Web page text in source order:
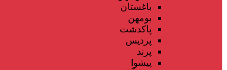
باغستان
بومهن
پاکدشت
پردیس
پرند
پیشوا